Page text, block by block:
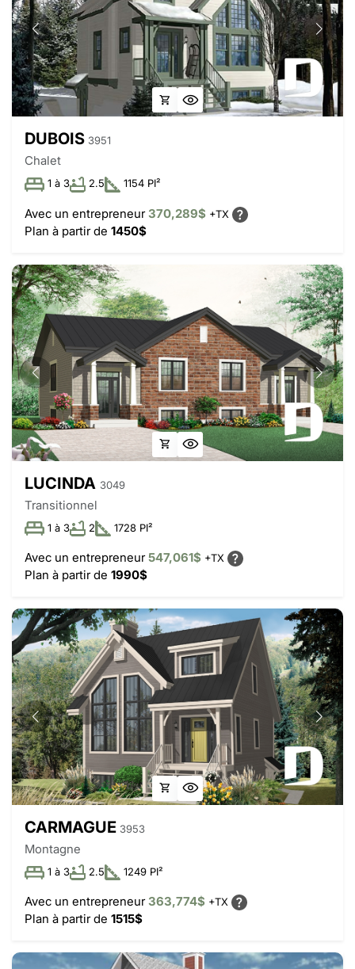
DUBOIS 3951
Chalet
1 à 3 2.5 1154 PI²
Avec un entrepreneur370,289$ +TX
Plan à partir de 1450$
LUCINDA 3049
Transitionnel
1 à 3 2 1728 PI²
Avec un entrepreneur547,061$ +TX
Plan à partir de 1990$
CARMAGUE 3953
Montagne
1 à 3 2.5 1249 PI²
Avec un entrepreneur363,774$ +TX
Plan à partir de 1515$